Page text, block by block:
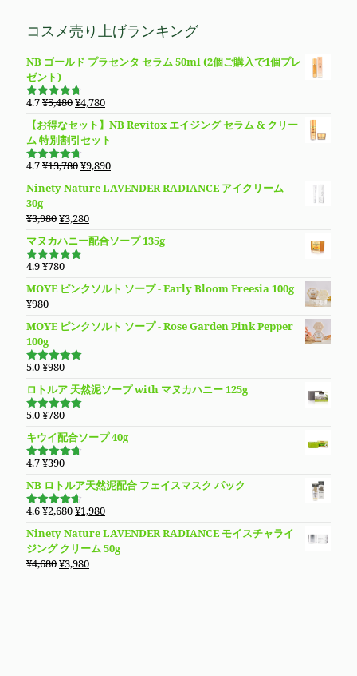
し
で
格
¥5,480
し
た。
価
は
す。
コスメ売り上げランキング
NB ゴールド プラセンタ セラム 50ml (2個ご購入で1個プレ
ゼント)
5段階で
価
4.7¥5,480元
価
格
は
で
た。
¥4,780現
の
価
格
¥4,780
【お得なセット】NB Revitox エイジング セラム & クリー
ム 特別割引セット
5段階で
価
4.7¥13,780元
価
は
¥13,780
で
た。
¥9,890現
の
は
す。
Ninety Nature LAVENDER RADIANCE アイクリーム
30g
¥3,980元
価
格
¥3,980
し
¥3,280現
在
の
は
で
マヌカハニー配合ソープ 135g
5段階で
価
4.9¥780
MOYE ピンクソルト ソープ - Early Bloom Freesia 100g
¥980
MOYE ピンクソルト ソープ - Rose Garden Pink Pepper
100g
5段階で
5.0¥980
ロトルア 天然泥ソープ with マヌカハニー 125g
5段階で
5.0¥780
キウイ配合ソープ 40g
5段階で
価
4.7¥390
NB ロトルア天然泥配合 フェイスマスク パック
5段階で
価
4.6¥2,680元
価
格
は
¥1,980現
の
価
Ninety Nature LAVENDER RADIANCE モイスチャライ
ジング クリーム 50g
¥4,680元
¥3,980現